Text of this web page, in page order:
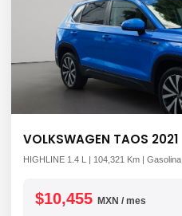
VOLKSWAGEN TAOS 2021
HIGHLINE 1.4 L | 104,321 Km | Gasolina
$10,455 MXN / mes